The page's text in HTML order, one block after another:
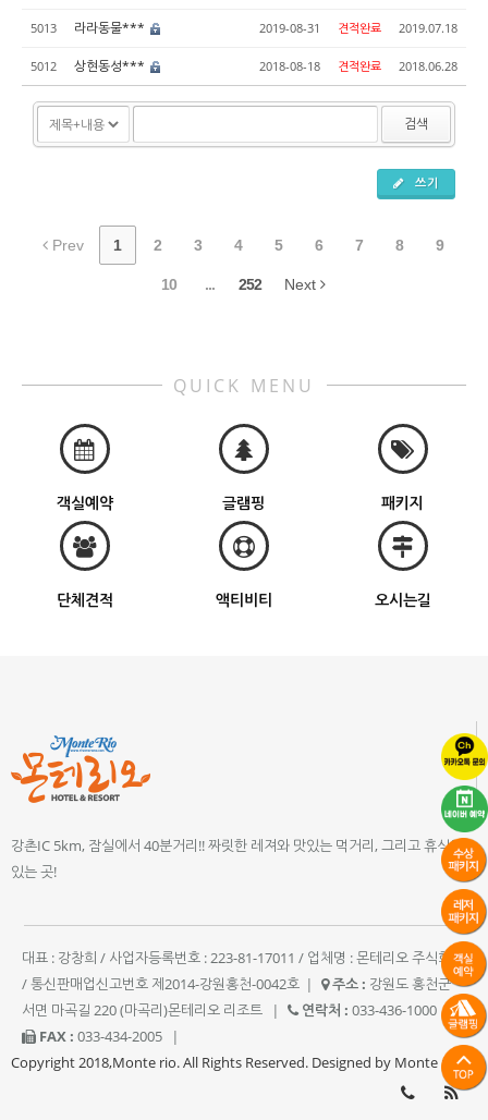
5013 라라동물*** 2019-08-31 견적완료 2019.07.18
5012 상현동성*** 2018-08-18 견적완료 2018.06.28
검색
쓰기
Prev 1 2 3 4 5 6 7 8 9
10 ... 252 Next
QUICK MENU
객실예약 글램핑 패키지
단체견적 액티비티 오시는길
강촌IC 5km, 잠실에서 40분거리!! 짜릿한 레져와 맛있는 먹거리, 그리고 휴식이
있는 곳!
대표 : 강창희 / 사업자등록번호 : 223-81-17011 / 업체명 : 몬테리오 주식회사
/ 통신판매업신고번호 제2014-강원홍천-0042호 | 주소 : 강원도 홍천군
서면 마곡길 220 (마곡리)몬테리오 리조트
| 연락처 : 033-436-1000
|
FAX : 033-434-2005
|
Copyright 2018,Monte rio. All Rights Reserved. Designed by Monte rio.